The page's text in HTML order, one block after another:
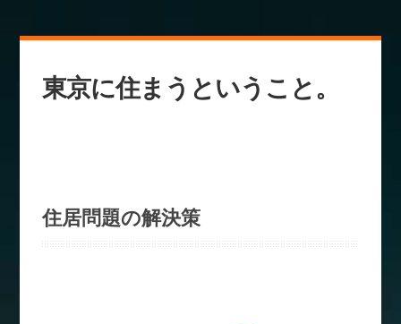
東京に住まうということ。
住居問題の解決策